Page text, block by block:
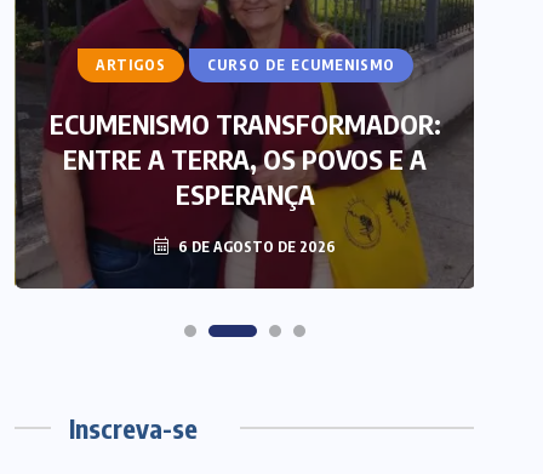
ARTIGOS CURSO DE ECUMENISMO
ECUMENISMO TRANSFORMADOR:
ENTRE A TERRA, OS POVOS E A
ESPERANÇA
6 DE AGOSTO DE 2026
Inscreva-se